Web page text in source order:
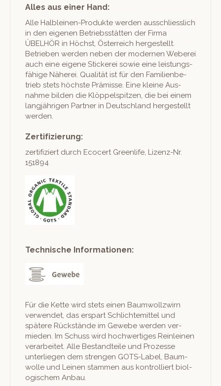
Alles aus einer Hand:
Alle Hal­bleinen-Pro­duk­te wer­den auss­chliesslich
in den eige­nen Betrieb­sstät­ten der Fir­ma
ÜBELHÖR in Höchst, Öster­re­ich hergestellt.
Betrieben wer­den neben der mod­er­nen Weberei
auch eine eigene Stick­erei sowie eine leis­tungs­
fähige Näherei. Qual­ität ist für den Fam­i­lien­be­
trieb stets höch­ste Prämisse. Eine kleine Aus­
nahme bilden die Klöp­pel­spitzen, die bei einem
langjähri­gen Part­ner in Deutsch­land hergestellt
werden.
Zertifizierung:
zer­ti­fiziert durch Eco­cert Green­life, Lizenz-Nr.
151894
Technische Informationen:
Für die Kette wird stets einen Baum­wol­lzwirn
ver­wen­det, das erspart Schlichtemit­tel und
spätere Rückstände im Gewebe wer­den ver­
mieden. Im Schuss wird hochw­er­tiges Rein­leinen
ver­ar­beit­et. Alle Bestandteile und Prozesse
unter­liegen dem stren­gen GOTS-Label, Baum­
wolle und Leinen stam­men aus kon­trol­liert biol­
o­gis­chem Anbau.